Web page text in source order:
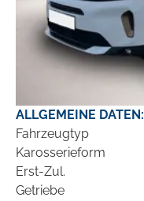
ALLGEMEINE DATEN:
Fahrzeugtyp
Karosserieform
Erst-Zul.
Getriebe